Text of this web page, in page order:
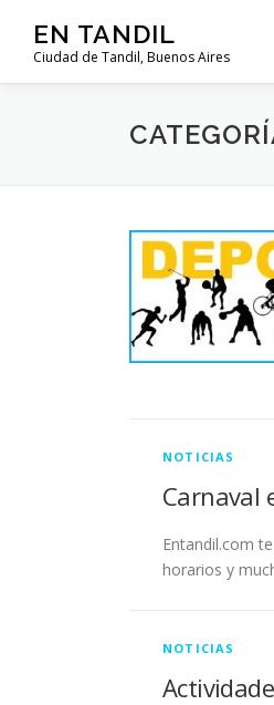
EN TANDIL
Ciudad de Tandil, Buenos Aires
NOTICIAS
Carnaval
Entandil.com
horarios y
NOTICIAS